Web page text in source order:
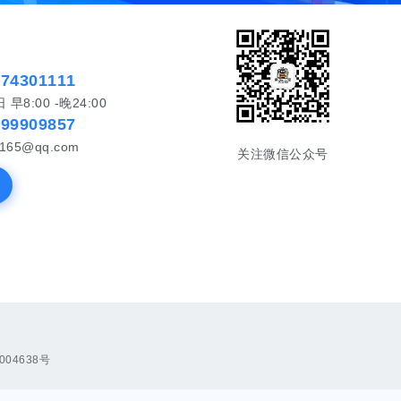
早8:00 -晚24:00
关注微信公众号
号